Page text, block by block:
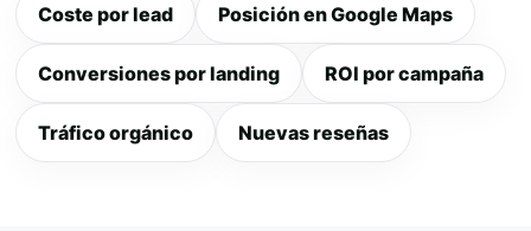
Coste por lead Posición en Google Maps
Conversiones por landing ROI por campaña
Tráfico orgánico Nuevas reseñas